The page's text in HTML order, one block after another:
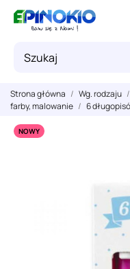
Strona główna Wg. rodzaju
farby, malowanie
6
NOWY